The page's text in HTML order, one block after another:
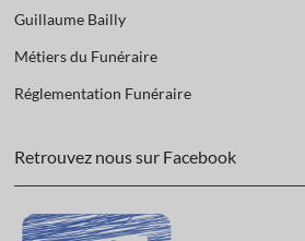
Guillaume Bailly
Métiers du Funéraire
Réglementation Funéraire
Retrouvez nous sur Facebook